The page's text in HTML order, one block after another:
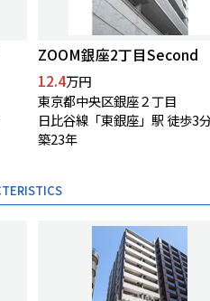
ZOOM銀座2丁目Second
12.4万円
東京都中央区銀座２丁目
日比谷線「東銀座」駅 徒歩3
築23年